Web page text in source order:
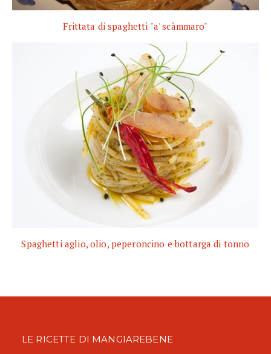
Frittata di spaghetti "a' scàmmaro"
Spaghetti aglio, olio, peperoncino e bottarga di tonno
LE RICETTE DI MANGIAREBENE